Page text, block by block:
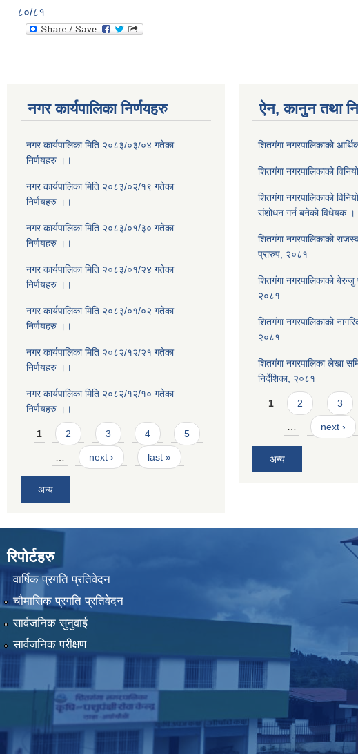
८०/८१
नगर कार्यपालिका निर्णयहरु
नगर कार्यपालिका मिति २०८३/०३/०४ गतेका
निर्णयहरु ।।
नगर कार्यपालिका मिति २०८३/०२/१९ गतेका
निर्णयहरु ।।
नगर कार्यपालिका मिति २०८३/०१/३० गतेका
निर्णयहरु ।।
नगर कार्यपालिका मिति २०८३/०१/२४ गतेका
निर्णयहरु ।।
नगर कार्यपालिका मिति २०८३/०१/०२ गतेका
निर्णयहरु ।।
नगर कार्यपालिका मिति २०८२/१२/२१ गतेका
निर्णयहरु ।।
नगर कार्यपालिका मिति २०८२/१२/१० गतेका
निर्णयहरु ।।
Pages
1 2 3 4 5
next › last »
अन्य
ऐन, कानुन तथा
शितगंगा नगरपालिकाको
शितगंगा नगरपालिकाको
शितगंगा नगरपालिकाको
संशोधन गर्न बनेको विधेयक
शितगंगा नगरपालिकाको
प्रारुप, २०८१
शितगंगा नगरपालिकाको बेरुजु
२०८१
शितगंगा नगरपालिकाको
२०८१
शितगंगा नगरपालिका लेखा
निर्देशिका, २०८१
Pages
1 2 3
next ›
अन्य
रिपोर्टहरु
वार्षिक प्रगति प्रतिवेदन
चौमासिक प्रगति प्रतिवेदन
सार्वजनिक सुनुवाई
सार्वजनिक परीक्षण